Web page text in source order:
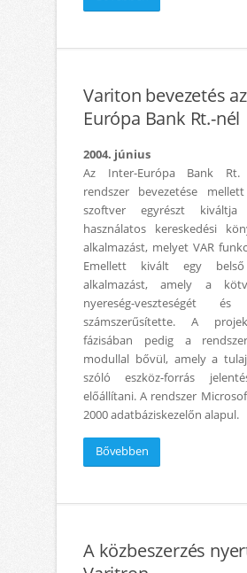
Variton bevezetés
Európa Bank Rt.-nél
2004. június
Az Inter-Európa Bank
rendszer bevezetése
szoftver egyrészt
használatos kereskedési
alkalmazást, melyet VAR
Emellett kivált egy belső
alkalmazást, amely a
nyereség-veszteségét és
számszerűsítette. A
fázisában pedig a
modullal bővül, amely a
szóló eszköz-forrás
előállítani. A rendszer
2000 adatbáziskezelőn alapul.
Bővebben
A közbeszerzés